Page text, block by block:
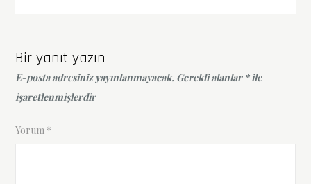
Bir yanıt yazın
E-posta adresiniz yayınlanmayacak. Gerekli alanlar *ile
işaretlenmişlerdir
Yorum *